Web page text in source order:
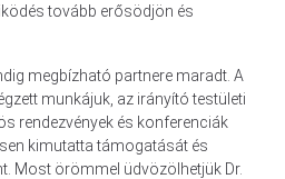
tovább erősödjön és
megbízható partnere maradt. A
munkájuk, az irányító testületi
rendezvények és konferenciák
kimutatta támogatását és
Most örömmel üdvözölhetjük Dr.